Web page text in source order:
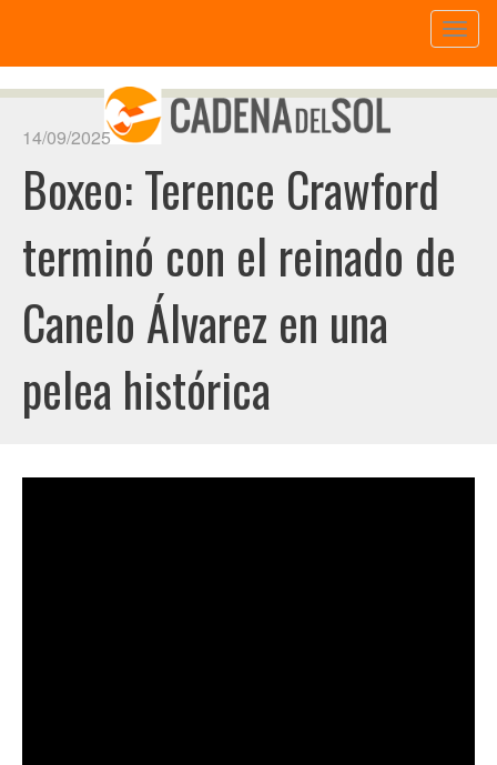
14/09/2025
Boxeo: Terence Crawford
terminó con el reinado de
Canelo Álvarez en una
pelea histórica